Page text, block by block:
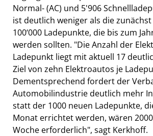
Normal- (AC) und 5'906
ist deutlich weniger als die
100‘000 Ladepunkte, die bis zum
werden sollten. "Die Anzahl der
Ladepunkt liegt mit aktuell 17
Ziel von zehn Elektroautos je
Dementsprechend fordert der
Automobilindustrie deutlich mehr
statt der 1000 neuen Ladepunkte,
Monat errichtet werden, wären
Woche erforderlich", sagt Kerkhoff.